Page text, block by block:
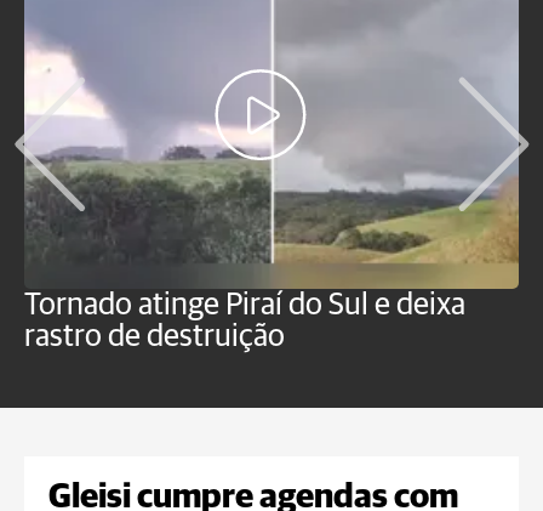
Tornado atinge Piraí do Sul e deixa
rastro de destruição
Gleisi cumpre agendas com